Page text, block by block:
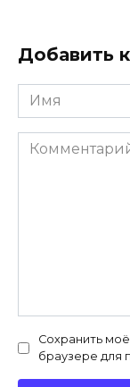
Добавить
Имя
*
Комментарий
Сохранить
браузере для